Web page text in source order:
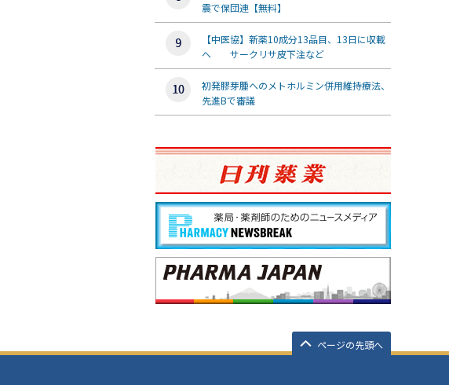
震で保団連【無料】
【中医協】新薬10成分13品目、13日に収載
へ サークリサ皮下注など
初発膠芽腫へのメトホルミン併用維持療法、
先進Bで審議
ページの先頭へ